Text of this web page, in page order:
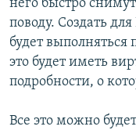
него быстро
поводу. Создать
будет выполняться
это будет иметь
подробности, о
Все это можно